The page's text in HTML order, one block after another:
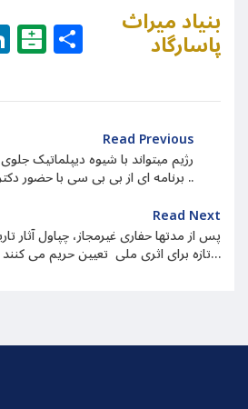
LinkedIn
Balatarin
Share
بنیاد میراث
پاسارگاد
Read Previous
رژیم میتواند با شیوه دیپلماتیک
برنامه ای از بی بی سی با حضور دکتر سوفیا مهر و ..
Read Next
پس از مدتها حفاری غیرمجاز، چپاول آثار
…تازه برای اثری ملی تعیین حریم می کنند